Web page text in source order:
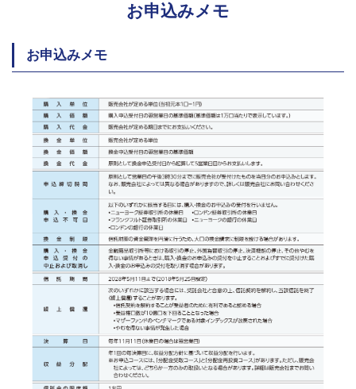
お申込みメモ
お申込みメモ